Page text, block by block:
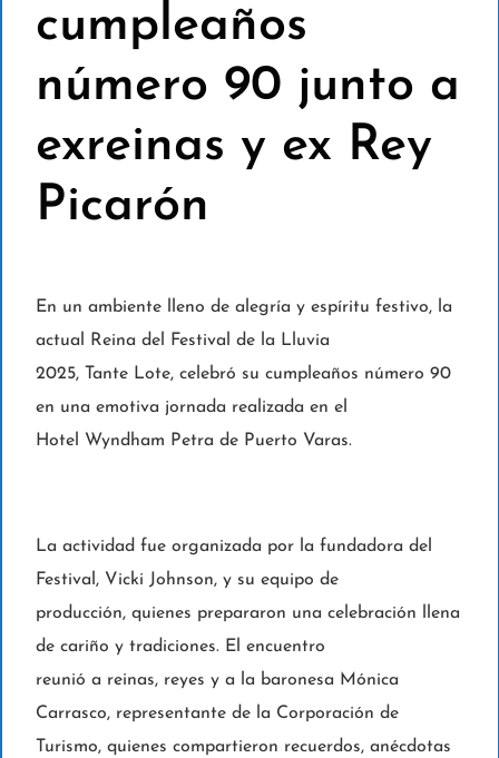
cumpleaños
número 90 junto a
exreinas y ex Rey
Picarón
En un ambiente lleno de alegría y espíritu festivo, la
actual Reina del Festival de la Lluvia
2025, Tante Lote, celebró su cumpleaños número 90
en una emotiva jornada realizada en el
Hotel Wyndham Petra de Puerto Varas.
La actividad fue organizada por la fundadora del
Festival, Vicki Johnson, y su equipo de
producción, quienes prepararon una celebración llena
de cariño y tradiciones. El encuentro
reunió a reinas, reyes y a la baronesa Mónica
Carrasco, representante de la Corporación de
Turismo, quienes compartieron recuerdos, anécdotas